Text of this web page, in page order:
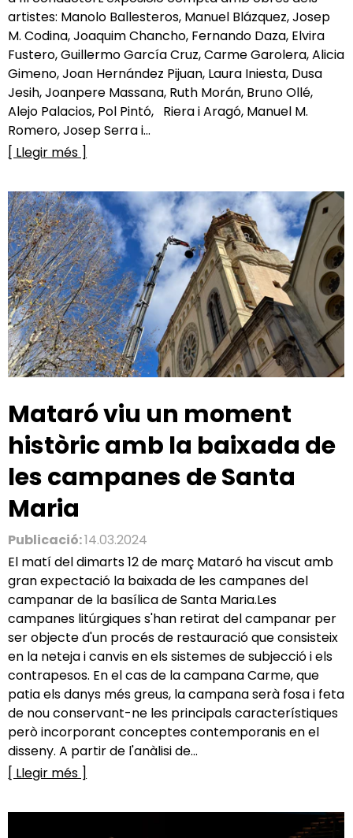
artistes: Manolo Ballesteros, Manuel Blázquez, Josep
M. Codina, Joaquim Chancho, Fernando Daza, Elvira
Fustero, Guillermo García Cruz, Carme Garolera, Alicia
Gimeno, Joan Hernández Pijuan, Laura Iniesta, Dusa
Jesih, Joanpere Massana, Ruth Morán, Bruno Ollé,
Alejo Palacios, Pol Pintó, Riera i Aragó, Manuel M.
Romero, Josep Serra i...
[ Llegir més ]
Mataró viu un moment
històric amb la baixada de
les campanes de Santa
Maria
Publicació:14.03.2024
El matí del dimarts 12 de març Mataró ha viscut amb
gran expectació la baixada de les campanes del
campanar de la basílica de Santa Maria.Les
campanes litúrgiques s'han retirat del campanar per
ser objecte d'un procés de restauració que consisteix
en la neteja i canvis en els sistemes de subjecció i els
contrapesos. En el cas de la campana Carme, que
patia els danys més greus, la campana serà fosa i feta
de nou conservant-ne les principals característiques
però incorporant conceptes contemporanis en el
disseny. A partir de l'anàlisi de...
[ Llegir més ]